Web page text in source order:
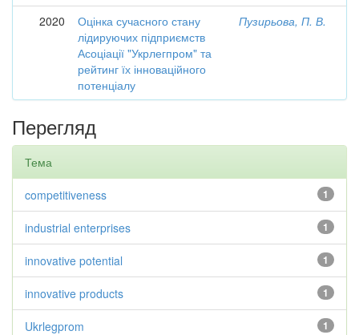
2020
Оцінка сучасного стану
лідируючих підприємств
Асоціації "Укрлегпром" та
рейтинг їх інноваційного
потенціалу
Пузирьова, П. В.
Перегляд
Тема
1
competitiveness
1
industrial enterprises
1
innovative potential
1
innovative products
1
Ukrlegprom